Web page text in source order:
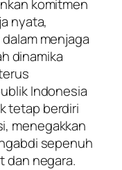
komitmen
nyata,
menjaga
dinamika
Indonesia
tetap berdiri
menegakkan
sepenuh
dan negara.